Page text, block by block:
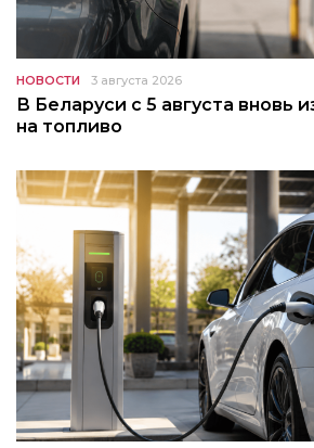
НОВОСТИ 3 августа 2026
В Беларуси с 5 августа вновь
на топливо